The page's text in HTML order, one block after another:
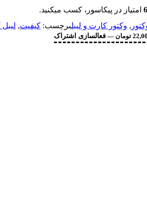
6 امتیاز در پیکاسور، کسب میکنید.
, وکتور کارت و لیبلبرچسب: کیفیت,
فعالسازی اشتراک